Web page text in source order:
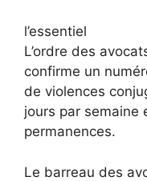
l’essentiel
L’ordre des
confirme un
de violences
jours par semaine
permanences.
Le barreau des